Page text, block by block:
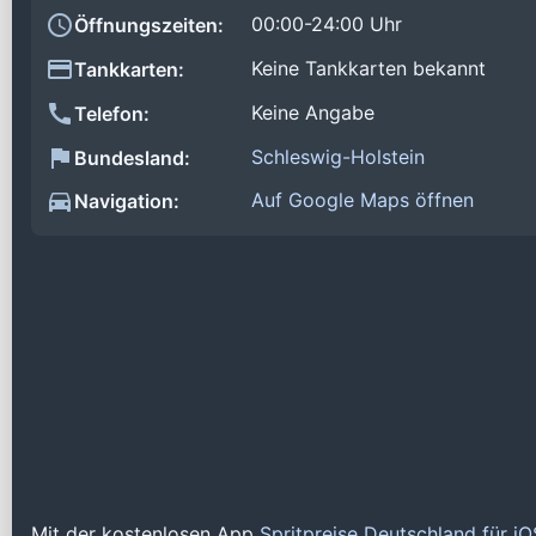
Öffnungszeiten:
00:00-24:00 Uhr
Tankkarten:
Keine Tankkarten bekannt
Telefon:
Keine Angabe
Bundesland:
Schleswig-Holstein
Navigation:
Auf Google Maps öffnen